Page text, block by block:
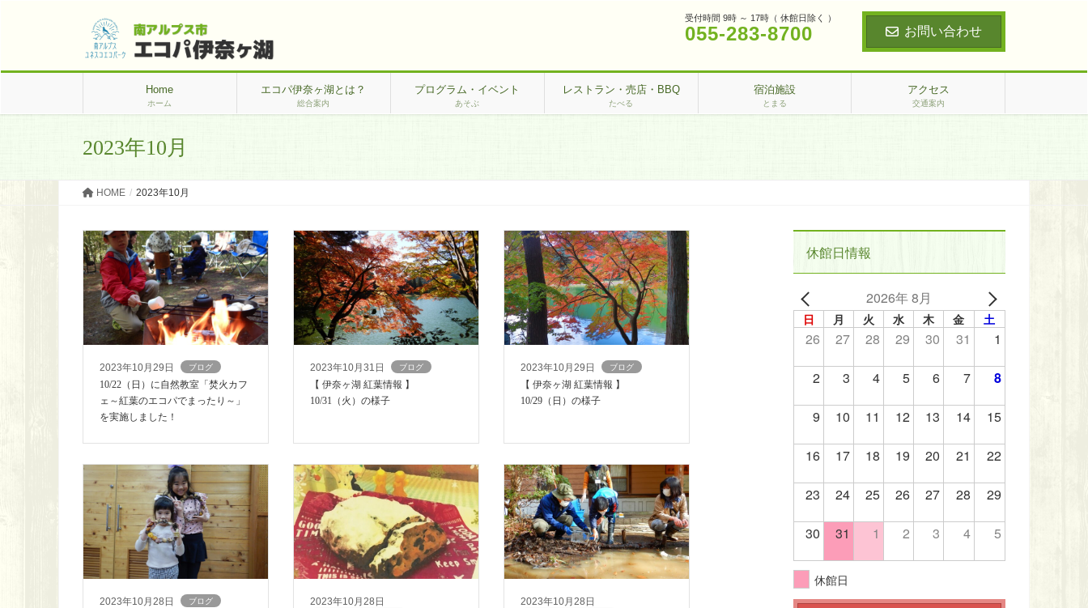
受付時間 9時 ～ 17時（ 休館日除く ）
055‐283‐8700 お問い合わせ
Home
ホーム
エコパ伊奈ヶ湖とは？
総合案内
プログラム・イベント
あそぶ
レストラン・売店・BBQ
たべる
宿泊施設
とまる
アクセス
交通案内
2023年10月
HOME 2023年10月
2023年10月29日 ブログ
10/22（日）に自然教室「焚火カフ
ェ～紅葉のエコパでまったり～」
を実施しました！
2023年10月31日 ブログ
【 伊奈ヶ湖 紅葉情報 】
10/31（火）の様子
2023年10月29日 ブログ
【 伊奈ヶ湖 紅葉情報 】
10/29（日）の様子
2023年10月28日 ブログ 2023年10月28日 2023年10月28日
休館日情報
2026年 8月
日 月 火 水 木 金 土
26 27 28 29 30 31 1
2 3 4 5 6 7 8
9 10 11 12 13 14 15
16 17 18 19 20 21 22
23 24 25 26 27 28 29
30 31 1 2 3 4 5
休館日